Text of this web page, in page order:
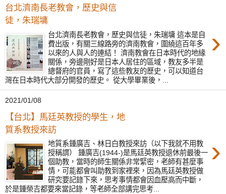
台北濟南長老教會，歷史與信
徒，朱瑞墉
›
台北濟南長老教會，歷史與信徒，朱瑞墉 這本是自
費出版，有關三線路旁的濟南教會，圍繞這百年多
以來的人與人的連結！ 濟南教會在日本時代的地緣
關係，旁邊剛好是日本人居住的區域，教友多半是
總督府的官員，寫了這些教友的歷史，可以知道台
灣在日本時代大部分開發的歷史。 從大學畢業後，...
2021/01/08
【台北】馬廷英教授的學生，地
質系教授來訪
›
地質系鍾廣吉、林日白教授來訪（以下我就不用教
授稱謂） 鍾廣吉(1944-)是馬廷英教授退休前最後一
個助教，當時的師生關係非常緊密，老師有甚麼事
情，可能都會叫助教到家裡來，因為馬廷英教授做
研究要記錄下來，思考事情都會因血壓高而中斷，
於是鍾榮吉都要來當記錄，等老師全部講完思考...